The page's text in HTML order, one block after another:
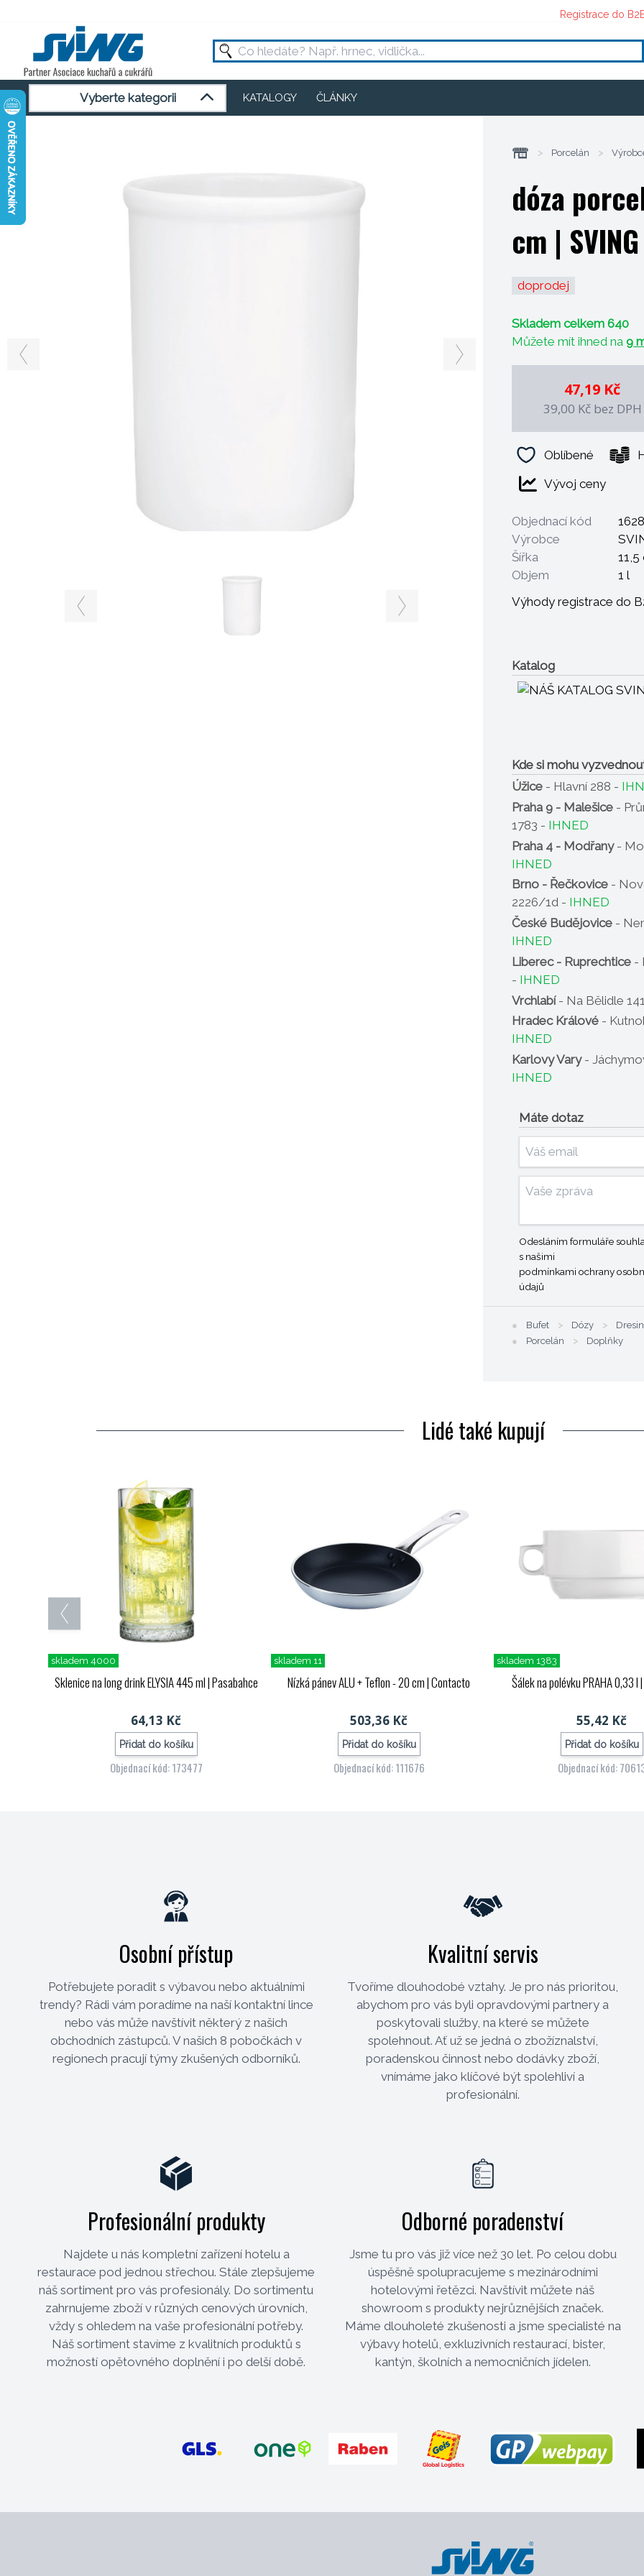
Registrace do
Vyberte kategorii KATALOGY ČLÁNKY
> Porcelán >
dóza
cm | SVING
doprodej
Skladem celkem 640
Můžete mít ihned na 9
47,19 Kč
39,00 Kč bez DPH
Oblíbené
Vývoj ceny
Objednací kód
Výrobce
Šířka
11,5
Objem
1 l
Výhody registrace do
Katalog
Kde si mohu
Úžice - Hlavní 288 -
Praha 9 - Malešice -
1783 - IHNED
Praha 4 - Modřany-
IHNED
Brno - Řečkovice -
2226/1d - IHNED
České Budějovice -
IHNED
Liberec - Ruprechtice -
- IHNED
Vrchlabí- Na Bělidle
Hradec Králové -
IHNED
Karlovy Vary-
IHNED
Máte dotaz
Odesláním formuláře
s našimi
podmínkami ochrany
údajů
● Bufet > Dózy >
●
Porcelán > Doplňky
Lidé také kupují
skladem 4000
Sklenice na long drink ELYSIA 445 ml| Pasabahce
64,13 Kč
Přidat do košíku
Objednací kód: 173477
skladem 11
Nízká pánev ALU + Teflon - 20 cm| Contacto
503,36 Kč
Přidat do košíku
Objednací kód: 111676
skladem 1383
Šálek na polévku PRAHA 0,33 l
55,42 Kč
Přidat do košíku
Objednací kód:
Osobní přístup
Potřebujete poradit s výbavou nebo aktuálními
trendy? Rádi vám poradíme na naší kontaktní lince
nebo vás může navštívit některý z našich
obchodních zástupců. V našich 8 pobočkách v
regionech pracují týmy zkušených odborníků.
Kvalitní servis
Tvoříme dlouhodobé vztahy. Je pro nás prioritou,
abychom pro vás byli opravdovými partnery a
poskytovali služby, na které se můžete
spolehnout. Ať už se jedná o zbožíznalství,
poradenskou činnost nebo dodávky zboží,
vnímáme jako klíčové být spolehliví a
profesionální.
Profesionální produkty
Najdete u nás kompletní zařízení hotelu a
restaurace pod jednou střechou. Stále zlepšujeme
náš sortiment pro vás profesionály. Do sortimentu
zahrnujeme zboží v různých cenových úrovních,
vždy s ohledem na vaše profesionální potřeby.
Náš sortiment stavíme z kvalitních produktů s
možností opětovného doplnění i po delší době.
Odborné poradenství
Jsme tu pro vás již více než 30 let. Po celou dobu
úspěšně spolupracujeme s mezinárodními
hotelovými řetězci. Navštívit můžete náš
showroom s produkty nejrůznějších značek.
Máme dlouholeté zkušenosti a jsme specialisté na
výbavy hotelů, exkluzivních restaurací, bister,
kantýn, školních a nemocničních jídelen.